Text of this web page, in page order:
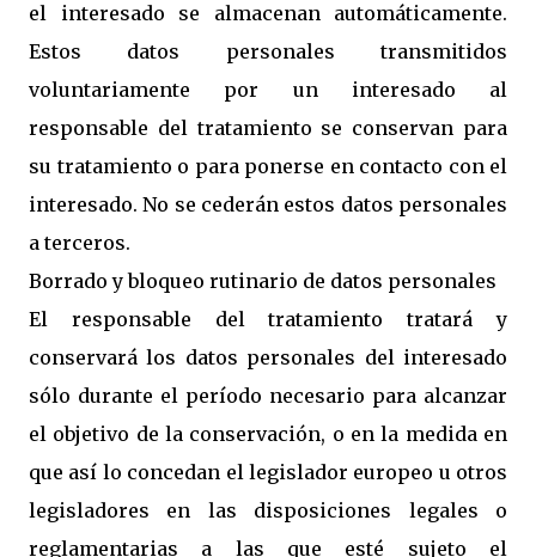
el interesado se almacenan automáticamente.
Estos datos personales transmitidos
voluntariamente por un interesado al
responsable del tratamiento se conservan para
su tratamiento o para ponerse en contacto con el
interesado. No se cederán estos datos personales
a terceros.
Borrado y bloqueo rutinario de datos personales
El responsable del tratamiento tratará y
conservará los datos personales del interesado
sólo durante el período necesario para alcanzar
el objetivo de la conservación, o en la medida en
que así lo concedan el legislador europeo u otros
legisladores en las disposiciones legales o
reglamentarias a las que esté sujeto el